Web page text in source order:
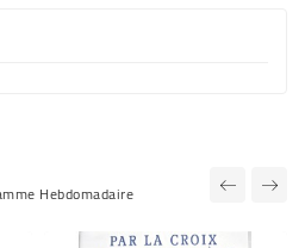
Hebdomadaire